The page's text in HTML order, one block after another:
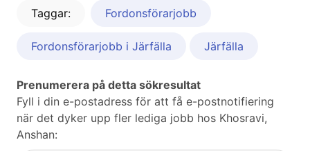
Taggar: Fordonsförarjobb
Fordonsförarjobb i Järfälla Järfälla
Prenumerera på detta sökresultat
Fyll i din e-postadress för att få e-postnotifiering
när det dyker upp fler lediga jobb hos Khosravi,
Anshan: